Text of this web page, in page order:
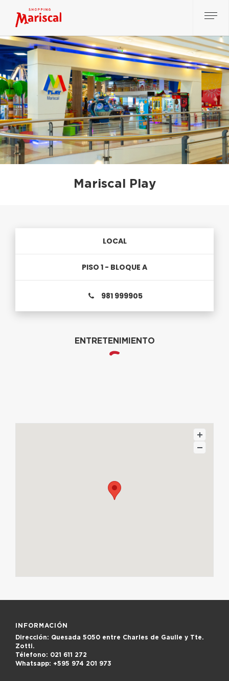
Mariscal Play
LOCAL
PISO 1 - BLOQUE A
981 999905
ENTRETENIMIENTO
INFORMACIÓN
Dirección: Quesada 5050 entre Charles de Gaulle y Tte.
Zotti.
Télefono: 021 611 272
Whatsapp: +595 974 201 973